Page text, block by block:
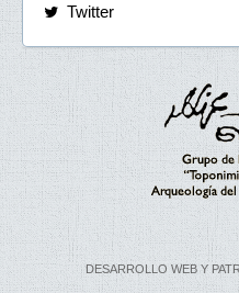
Twitter
DESARROLLO WEB Y